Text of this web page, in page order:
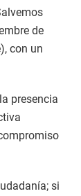
de
con un
presencia
si